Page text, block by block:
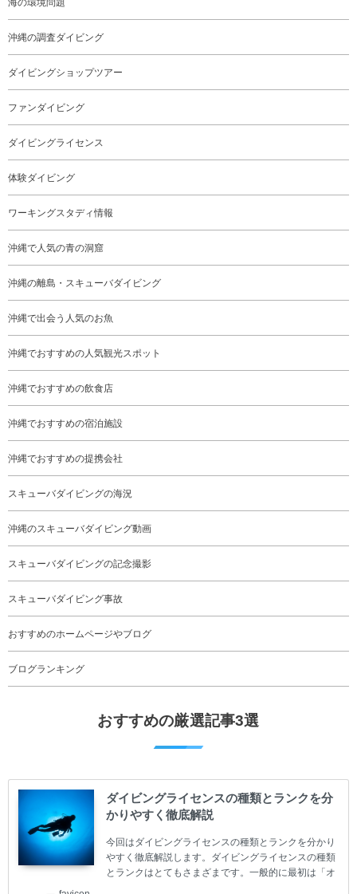
沖縄の調査ダイビング
ダイビングショップツアー
ファンダイビング
ダイビングライセンス
体験ダイビング
ワーキングスタディ情報
沖縄で人気の青の洞窟
沖縄の離島・スキューバダイビング
沖縄で出会う人気のお魚
沖縄でおすすめの人気観光スポット
沖縄でおすすめの飲食店
沖縄でおすすめの宿泊施設
沖縄でおすすめの提携会社
スキューバダイビングの海況
沖縄のスキューバダイビング動画
スキューバダイビングの記念撮影
スキューバダイビング事故
おすすめのホームページやブログ
ブログランキング
おすすめの厳選記事3選
ダイビングライセンスの種類とランクを分
かりやすく徹底解説
今回はダイビングライセンスの種類とランクを分かり
やすく徹底解説します。ダイビングライセンスの種類
とランクはとてもさまざまです。一般的に最初は「オ